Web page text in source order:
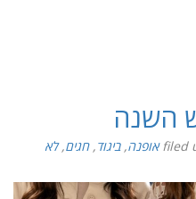
השנה
אופנה,ביגוד,חגים,לא